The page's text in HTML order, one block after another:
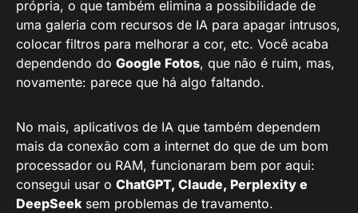
própria, o que também elimina a possibilidade de
uma galeria com recursos de IA para apagar intrusos,
colocar filtros para melhorar a cor, etc. Você acaba
dependendo do Google Fotos, que não é ruim, mas,
novamente: parece que há algo faltando.
No mais, aplicativos de IA que também dependem
mais da conexão com a internet do que de um bom
processador ou RAM, funcionaram bem por aqui:
consegui usar o ChatGPT, Claude, Perplexity e
DeepSeeksem problemas de travamento.